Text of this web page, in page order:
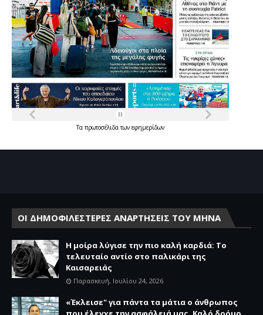
Τα πρωτοσέλιδατων εφημερίδων
ΟΙ ΔΗΜΟΦΙΛΕΣΤΕΡΕΣ ΑΝΑΡΤΗΣΕΙΣ ΤΟΥ ΜΗΝΑ
Η μοίρα λύγισε την πιο καλή καρδιά: Το
τελευταίο αντίο στο παλικάρι της
Καισαρειάς
Παρασκευή, Ιουλίου 24, 2026
«Έκλεισε" για πάντα τα μάτια ο άνθρωπος